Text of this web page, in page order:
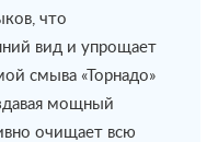
что
вид и упрощает
смыва «Торнадо»
мощный
очищает всю